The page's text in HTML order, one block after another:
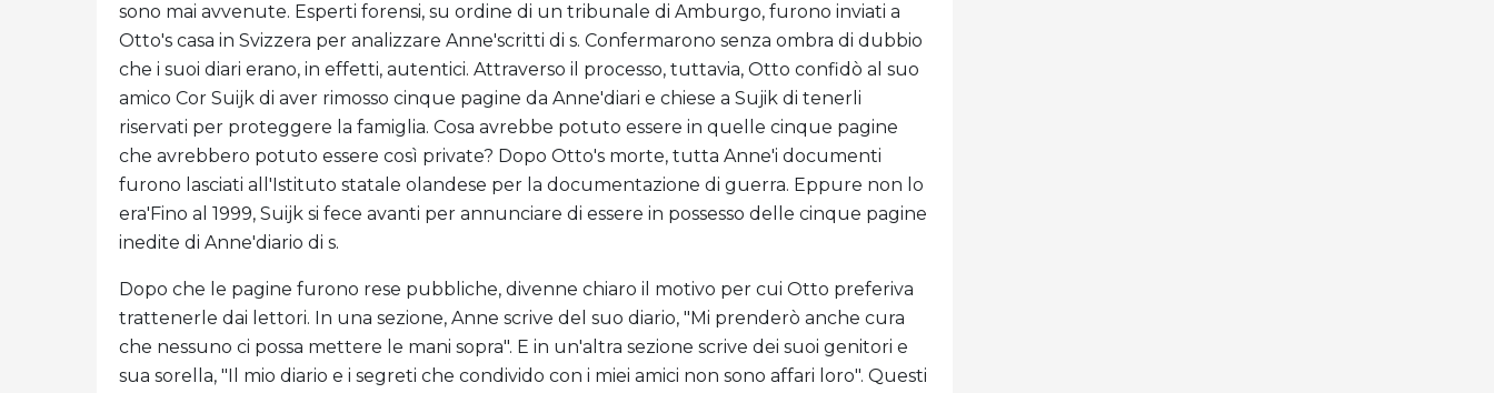
sono mai avvenute. Esperti forensi, su ordine di un tribunale di Amburgo, furono inviati a
Otto's casa in Svizzera per analizzare Anne'scritti di s. Confermarono senza ombra di dubbio
che i suoi diari erano, in effetti, autentici. Attraverso il processo, tuttavia, Otto confidò al suo
amico Cor Suijk di aver rimosso cinque pagine da Anne'diari e chiese a Sujik di tenerli
riservati per proteggere la famiglia. Cosa avrebbe potuto essere in quelle cinque pagine
che avrebbero potuto essere così private? Dopo Otto's morte, tutta Anne'i documenti
furono lasciati all'Istituto statale olandese per la documentazione di guerra. Eppure non lo
era'Fino al 1999, Suijk si fece avanti per annunciare di essere in possesso delle cinque pagine
inedite di Anne'diario di s.
Dopo che le pagine furono rese pubbliche, divenne chiaro il motivo per cui Otto preferiva
trattenerle dai lettori. In una sezione, Anne scrive del suo diario, "Mi prenderò anche cura
che nessuno ci possa mettere le mani sopra". E in un'altra sezione scrive dei suoi genitori e
sua sorella, "Il mio diario e i segreti che condivido con i miei amici non sono affari loro". Questi